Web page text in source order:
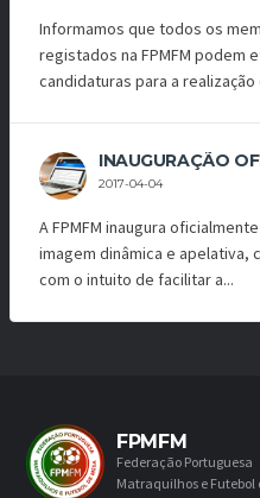
Informamos que todos os
registados na FPMFM podem
candidaturas para a
INAUGURAÇÃO
2017-04-04
A FPMFM inaugura
imagem dinâmica e
com o intuito de facilitar a...
FPMFM
Federação Portuguesa
Matraquilhos e Futebol